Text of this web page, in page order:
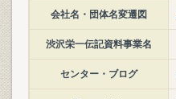
会社名・団体名変遷図
渋沢栄一伝記資料事業名
センター・ブログ